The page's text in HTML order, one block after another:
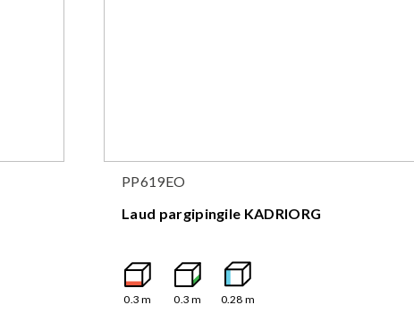
PP619EO
Laud pargipingile KADRIORG
0.3 m 0.3 m 0.28 m